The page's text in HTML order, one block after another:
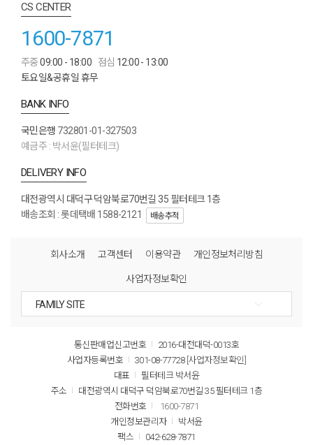
CS CENTER
1600-7871
주중09:00 - 18:00 점심 12:00 - 13:00
토요일&공휴일 휴무
BANK INFO
국민은행 732801-01-327503
예금주 : 박서윤(필터테크)
DELIVERY INFO
대전광역시 대덕구 덕암북로70번길 35 필터테크 1층
배송조회 : 롯데택배 1588-2121
배송추적
회사소개 고객센터 이용약관 개인정보처리방침
사업자정보확인
통신판매업신고번호
2016-대전대덕-0013호
사업자등록번호
301-08-77728 [사업자정보확인]
대표
필터테크 박서윤
주소
대전광역시 대덕구 덕암북로70번길 35 필터테크 1층
전화번호
1600-7871
개인정보관리자
박서윤
팩스
042-628-7871